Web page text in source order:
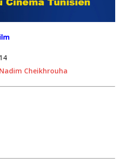
Nadim Cheikhrouha